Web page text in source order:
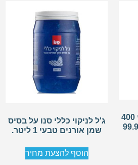
טאץ׳ מטליות לחות דלי 400
ג'ל לניקוי כללי סנו על בסיס
שמן אורנים טבעי 1 ליטר.
הוסף להצעת מחיר